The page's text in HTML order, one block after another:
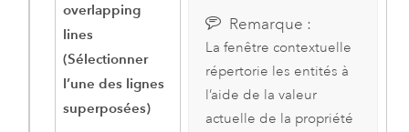
overlapping
lines
(Sélectionner
l’une des lignes
superposées)
Remarque :
La fenêtre contextuelle
répertorie les entités à
l’aide de la valeur
actuelle de la propriété